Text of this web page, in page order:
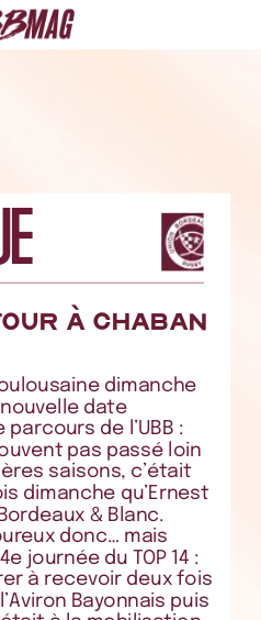
a Chaban
dimanche
nouvelle date
parcours de l’UBB :
pas passé loin
saisons, c’était
dimanche qu’Ernest
Bordeaux & Blanc.
donc… mais
4e journée du TOP 14 :
à recevoir deux fois
l’Aviron Bayonnais puis